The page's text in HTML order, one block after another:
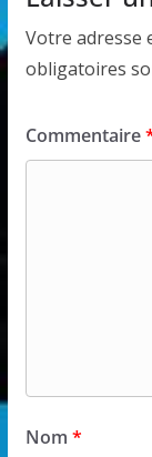
Votre adresse
obligatoires
Commentaire
Nom *